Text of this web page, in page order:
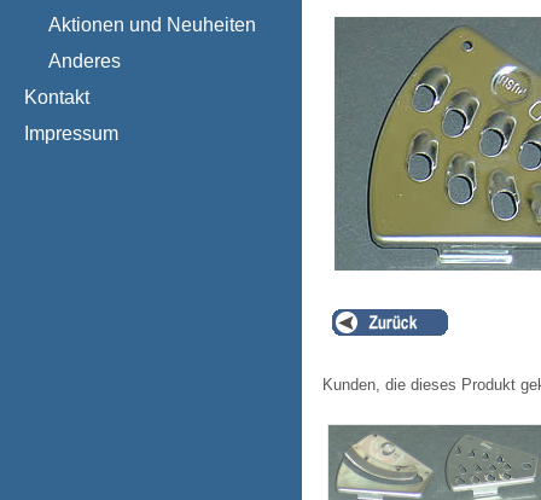
Aktionen und Neuheiten
Anderes
Kontakt
Impressum
Kunden, die dieses Produkt